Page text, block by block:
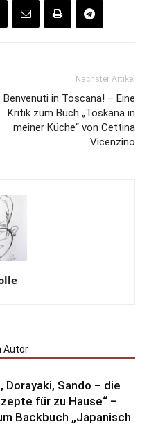
Nächster Artikel
Benvenuti in Toscana! – Eine
Kritik zum Buch „Toskana in
meiner Küche“ von Cettina
Vicenzino
Autor
Dorayaki, Sando – die
für zu Hause“ –
Backbuch „Japanisch